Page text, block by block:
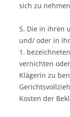
sich zu
5. Die in ihren
und/ oder in
1.
vernichten
Klägerin zu
Kosten der